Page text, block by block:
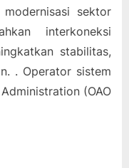
sektor
interkoneksi
stabilitas,
. Operator sistem
(OAO